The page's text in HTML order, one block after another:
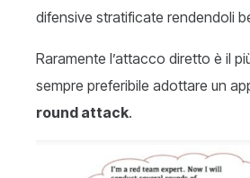
difensive stratificate rendendoli
Raramente l’attacco diretto è il
sempre preferibile adottare un
round attack.